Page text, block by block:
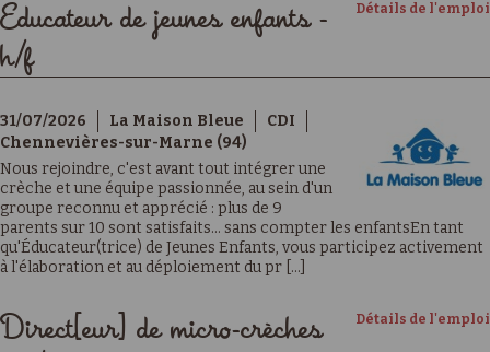
Détails de l'emploi
Educateur de jeunes enfants -
h/f
31/07/2026 La Maison Bleue
CDI
Chennevières-sur-Marne (94)
Nous rejoindre, c'est avant tout intégrer une
crèche et une équipe passionnée, au sein d'un
groupe reconnu et apprécié : plus de 9
parents sur 10 sont satisfaits… sans compter les enfantsEn tant
qu'Éducateur(trice) de Jeunes Enfants, vous participez activement
à l'élaboration et au déploiement du pr [...]
Détails de l'emploi
Direct[eur] de micro-crèches